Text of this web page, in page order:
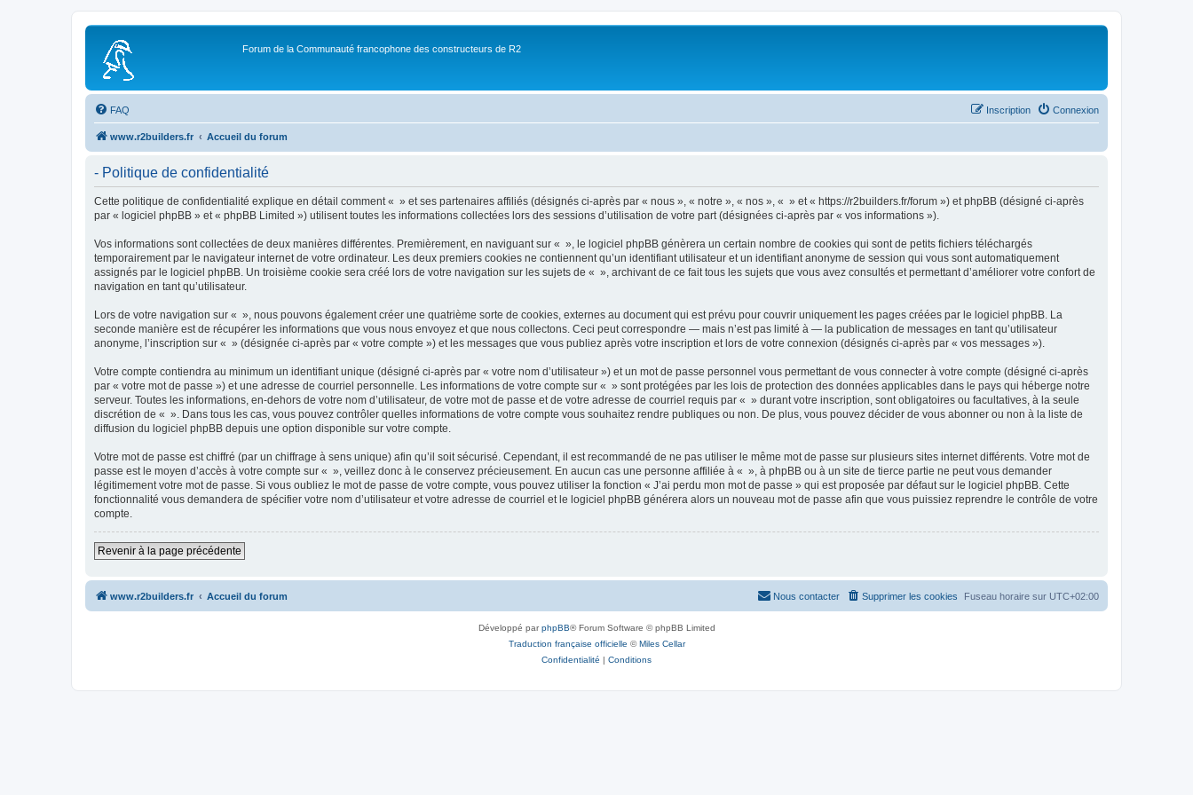
Forum de la Communauté francophone des constructeurs de R2
FAQ Connexion
Inscription
www.r2builders.fr Accueil du forum
- Politique de confidentialité
Cette politique de confidentialité explique en détail comment « » et ses partenaires affiliés (désignés ci-après par « nous », « notre », « nos », « » et « https://r2builders.fr/forum ») et phpBB (désigné ci-après
par « logiciel phpBB » et « phpBB Limited ») utilisent toutes les informations collectées lors des sessions d’utilisation de votre part (désignées ci-après par « vos informations »).
Vos informations sont collectées de deux manières différentes. Premièrement, en naviguant sur « », le logiciel phpBB génèrera un certain nombre de cookies qui sont de petits fichiers téléchargés
temporairement par le navigateur internet de votre ordinateur. Les deux premiers cookies ne contiennent qu’un identifiant utilisateur et un identifiant anonyme de session qui vous sont automatiquement
assignés par le logiciel phpBB. Un troisième cookie sera créé lors de votre navigation sur les sujets de « », archivant de ce fait tous les sujets que vous avez consultés et permettant d’améliorer votre confort de
navigation en tant qu’utilisateur.
Lors de votre navigation sur « », nous pouvons également créer une quatrième sorte de cookies, externes au document qui est prévu pour couvrir uniquement les pages créées par le logiciel phpBB. La
seconde manière est de récupérer les informations que vous nous envoyez et que nous collectons. Ceci peut correspondre — mais n’est pas limité à — la publication de messages en tant qu’utilisateur
anonyme, l’inscription sur « » (désignée ci-après par « votre compte ») et les messages que vous publiez après votre inscription et lors de votre connexion (désignés ci-après par « vos messages »).
Votre compte contiendra au minimum un identifiant unique (désigné ci-après par « votre nom d’utilisateur ») et un mot de passe personnel vous permettant de vous connecter à votre compte (désigné ci-après
par « votre mot de passe ») et une adresse de courriel personnelle. Les informations de votre compte sur « » sont protégées par les lois de protection des données applicables dans le pays qui héberge notre
serveur. Toutes les informations, en-dehors de votre nom d’utilisateur, de votre mot de passe et de votre adresse de courriel requis par « » durant votre inscription, sont obligatoires ou facultatives, à la seule
discrétion de « ». Dans tous les cas, vous pouvez contrôler quelles informations de votre compte vous souhaitez rendre publiques ou non. De plus, vous pouvez décider de vous abonner ou non à la liste de
diffusion du logiciel phpBB depuis une option disponible sur votre compte.
Votre mot de passe est chiffré (par un chiffrage à sens unique) afin qu’il soit sécurisé. Cependant, il est recommandé de ne pas utiliser le même mot de passe sur plusieurs sites internet différents. Votre mot de
passe est le moyen d’accès à votre compte sur « », veillez donc à le conservez précieusement. En aucun cas une personne affiliée à « », à phpBB ou à un site de tierce partie ne peut vous demander
légitimement votre mot de passe. Si vous oubliez le mot de passe de votre compte, vous pouvez utiliser la fonction « J’ai perdu mon mot de passe » qui est proposée par défaut sur le logiciel phpBB. Cette
fonctionnalité vous demandera de spécifier votre nom d’utilisateur et votre adresse de courriel et le logiciel phpBB générera alors un nouveau mot de passe afin que vous puissiez reprendre le contrôle de votre
compte.
Revenir à la page précédente
www.r2builders.fr Accueil du forum Fuseau horaire sur UTC+02:00
Supprimer les cookies
Nous contacter
Développé parphpBB® Forum Software © phpBB Limited
Traduction française officielle ©Miles Cellar
Confidentialité | Conditions